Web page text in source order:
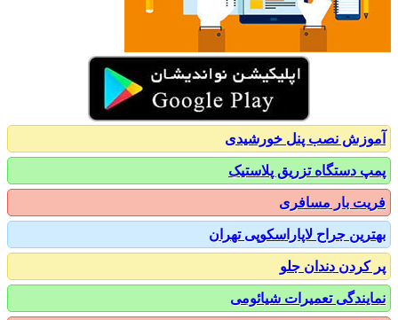
نصب پنل خورشیدی
دستگاه تزریق پلاستیک
بار مسافری
جراح لاپاراسکوپی تهران
دندان جلو
تعمیرات شیائومی